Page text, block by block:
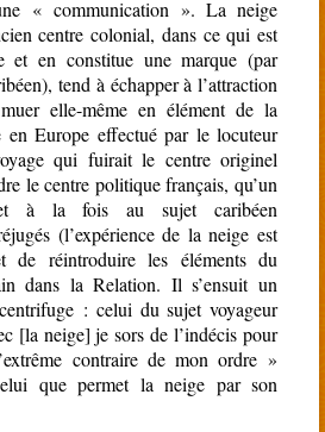
« communication ». La neige
centre colonial, dans ce qui est
et en constitue une marque (par
tend à échapper à l’attraction
elle-même en élément de la
en Europe effectué par le locuteur
qui fuirait le centre originel
le centre politique français, qu’un
à la fois au sujet caribéen
(l’expérience de la neige est
de réintroduire les éléments du
dans la Relation. Il s’ensuit un
: celui du sujet voyageur
[la neige] je sors de l’indécis pour
contraire de mon ordre »
que permet la neige par son